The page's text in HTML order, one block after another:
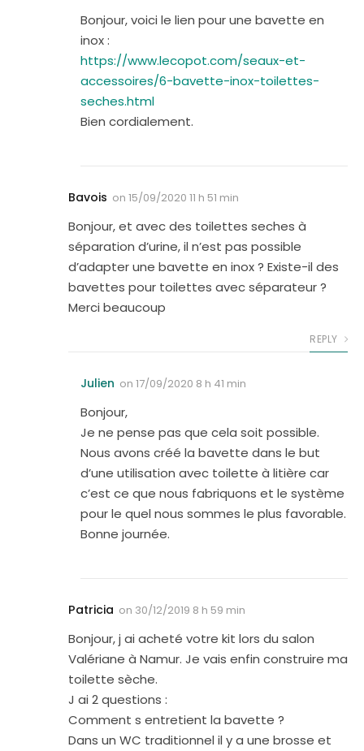
Bonjour, voici le lien pour une bavette en
inox :
https://www.lecopot.com/seaux-et-
accessoires/6-bavette-inox-toilettes-
seches.html
Bien cordialement.
Bavois on 15/09/2020 11 h 51 min
Bonjour, et avec des toilettes seches à
séparation d’urine, il n’est pas possible
d’adapter une bavette en inox ? Existe-il des
bavettes pour toilettes avec séparateur ?
Merci beaucoup
REPLY
Julien on 17/09/2020 8 h 41 min
Bonjour,
Je ne pense pas que cela soit possible.
Nous avons créé la bavette dans le but
d’une utilisation avec toilette à litière car
c’est ce que nous fabriquons et le système
pour le quel nous sommes le plus favorable.
Bonne journée.
Patricia on 30/12/2019 8 h 59 min
Bonjour, j ai acheté votre kit lors du salon
Valériane à Namur. Je vais enfin construire ma
toilette sèche.
J ai 2 questions :
Comment s entretient la bavette ?
Dans un WC traditionnel il y a une brosse et